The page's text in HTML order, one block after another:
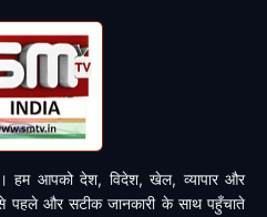
हम आपको देश, विदेश, खेल, व्यापार और
पहले और सटीक जानकारी के साथ पहुँचाते